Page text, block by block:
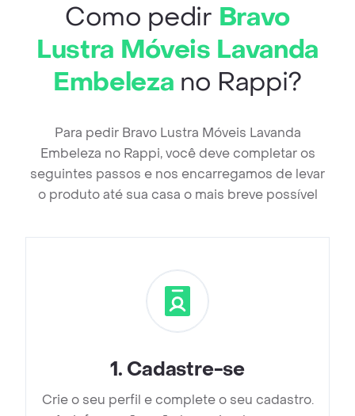
Como pedir Bravo
Lustra Móveis Lavanda
Embeleza no Rappi?
Para pedir Bravo Lustra Móveis Lavanda
Embeleza no Rappi, você deve completar os
seguintes passos e nos encarregamos de levar
o produto até sua casa o mais breve possível
1. Cadastre-se
Crie o seu perfil e complete o seu cadastro.